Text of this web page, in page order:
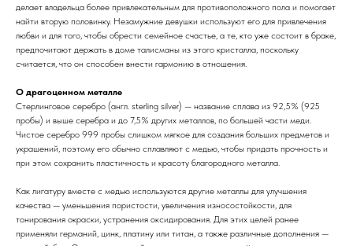
делает владельца более привлекательным для противоположного пола и помогает
найти вторую половинку. Незамужние девушки используют его для привлечения
любви и для того, чтобы обрести семейное счастье, а те, кто уже состоит в браке,
предпочитают держать в доме талисманы из этого кристалла, поскольку
считается, что он способен внести гармонию в отношения.
О драгоценном металле
Стерлинговое серебро (англ. sterling silver) — название сплава из 92,5% (925
пробы) и выше серебра и до 7,5% других металлов, по большей части меди.
Чистое серебро 999 пробы слишком мягкое для создания больших предметов и
украшений, поэтому его обычно сплавляют с медью, чтобы придать прочность и
при этом сохранить пластичность и красоту благородного металла.
Как лигатуру вместе с медью используются другие металлы для улучшения
качества — уменьшения пористости, увеличения износостойкости, для
тонирования окраски, устранения оксидирования. Для этих целей ранее
применяли германий, цинк, платину или титан, а также различные дополнения —